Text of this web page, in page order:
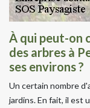
À qui peut-on
des arbres à
ses environs ?
Un certain nombre
jardins. En fait, il est